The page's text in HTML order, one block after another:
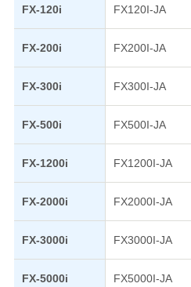
FX-120i FX120I-JA
FX-200i FX200I-JA
FX-300i FX300I-JA
FX-500i FX500I-JA
FX-1200i FX1200I-JA
FX-2000i FX2000I-JA
FX-3000i FX3000I-JA
FX-5000i FX5000I-JA